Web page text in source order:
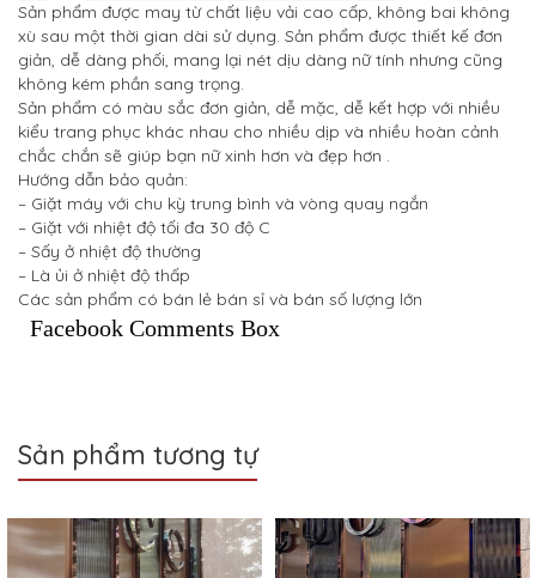
Sản phẩm được may từ chất liệu vải cao cấp, không bai không
xù sau một thời gian dài sử dụng. Sản phẩm được thiết kế đơn
giản, dễ dàng phối, mang lại nét dịu dàng nữ tính nhưng cũng
không kém phần sang trọng.
Sản phẩm có màu sắc đơn giản, dễ mặc, dễ kết hợp với nhiều
kiểu trang phục khác nhau cho nhiều dịp và nhiều hoàn cảnh
chắc chắn sẽ giúp bạn nữ xinh hơn và đẹp hơn .
Hướng dẫn bảo quản:
– Giặt máy với chu kỳ trung bình và vòng quay ngắn
– Giặt với nhiệt độ tối đa 30 độ C
– Sấy ở nhiệt độ thường
– Là ủi ở nhiệt độ thấp
Các sản phẩm có bán lẻ bán sỉ và bán số lượng lớn
Facebook Comments Box
Sản phẩm tương tự